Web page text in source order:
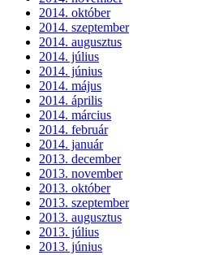
2014. október
2014. szeptember
2014. augusztus
2014. július
2014. június
2014. május
2014. április
2014. március
2014. február
2014. január
2013. december
2013. november
2013. október
2013. szeptember
2013. augusztus
2013. július
2013. június